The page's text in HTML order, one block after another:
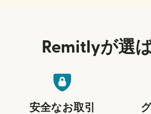
Remitlyが選
安全なお取引